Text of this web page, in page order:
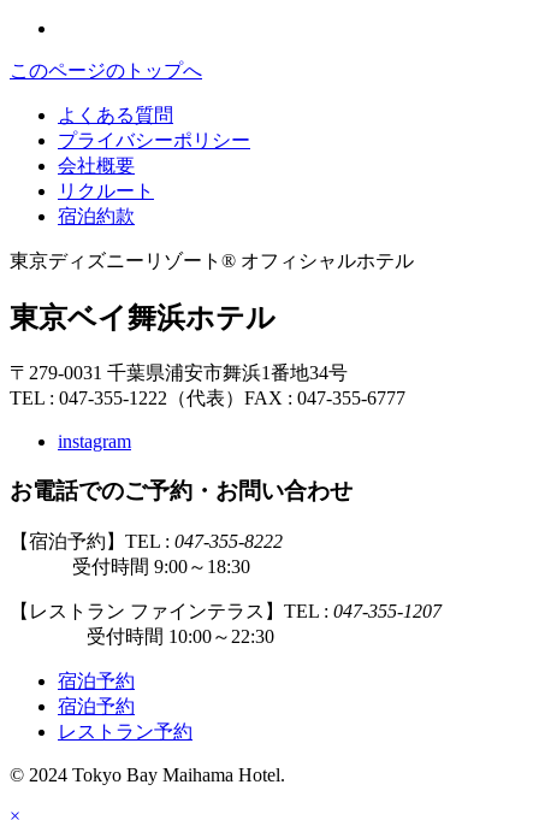
このページのトップへ
よくある質問
プライバシーポリシー
会社概要
リクルート
宿泊約款
東京ディズニーリゾート® オフィシャルホテル
東京ベイ舞浜ホテル
〒279-0031 千葉県浦安市舞浜1番地34号
TEL : 047-355-1222（代表） FAX : 047-355-6777
instagram
お電話でのご予約・お問い合わせ
【宿泊予約】TEL : 047-355-8222
受付時間 9:00～18:30
【レストラン ファインテラス】TEL : 047-355-1207
受付時間 10:00～22:30
宿泊予約
宿泊予約
レストラン予約
© 2024 Tokyo Bay Maihama Hotel.
×